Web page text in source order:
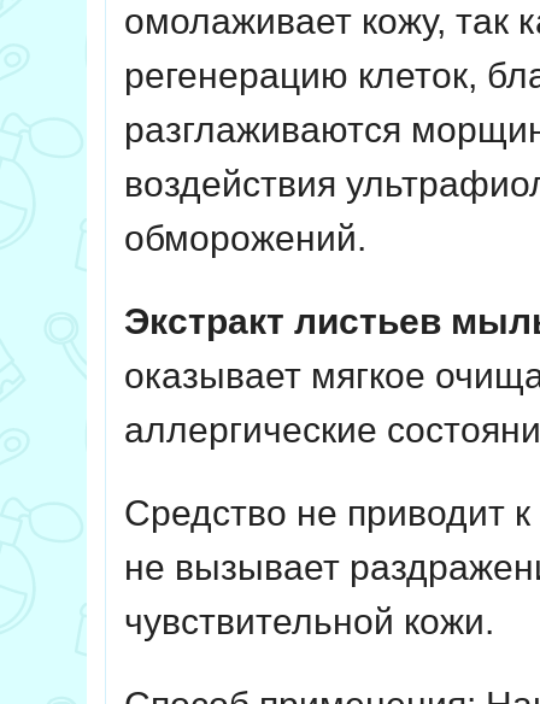
омолаживает кожу, так
регенерацию клеток,
разглаживаются
воздействия
обморожений.
Экстракт листьев
оказывает мягкое
аллергические
Средство не приводит
не вызывает
чувствительной кожи.